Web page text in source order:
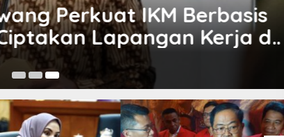
Ekonomi RI,
Soroti Keberhasilan